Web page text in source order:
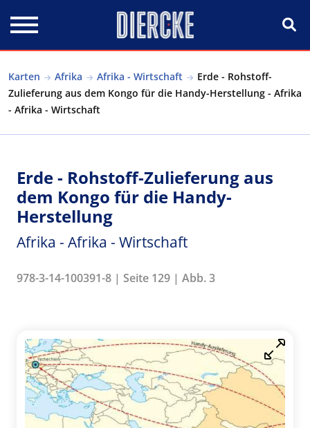
Karten Afrika Afrika - Wirtschaft
Erde - Rohstoff-
Zulieferung aus dem Kongo für die Handy-Herstellung - Afrika
- Afrika - Wirtschaft
Erde - Rohstoff-Zulieferung aus
dem Kongo für die Handy-
Herstellung
Afrika - Afrika - Wirtschaft
978-3-14-100391-8 | Seite 129 | Abb. 3